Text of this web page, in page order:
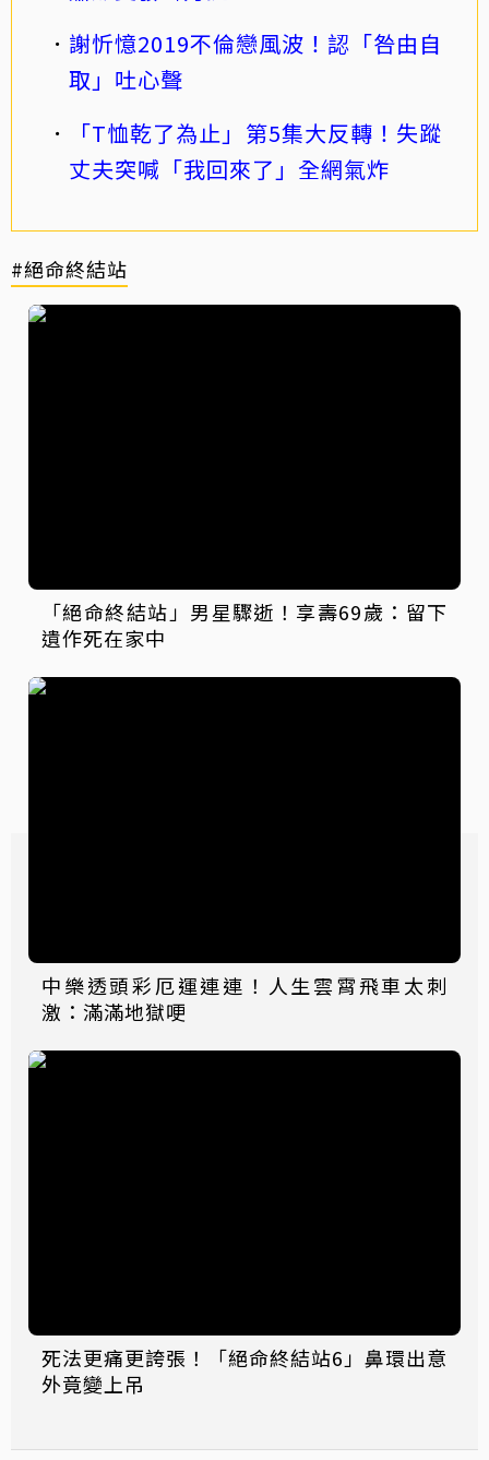
謝忻憶2019不倫戀風波！認「咎由自
取」吐心聲
「T恤乾了為止」第5集大反轉！失蹤
丈夫突喊「我回來了」全網氣炸
#絕命終結站
「絕命終結站」男星驟逝！享壽69歲：留下
遺作死在家中
中樂透頭彩厄運連連！人生雲霄飛車太刺
激：滿滿地獄哽
死法更痛更誇張！「絕命終結站6」鼻環出意
外竟變上吊